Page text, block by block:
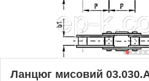
Ланцюг мисовий